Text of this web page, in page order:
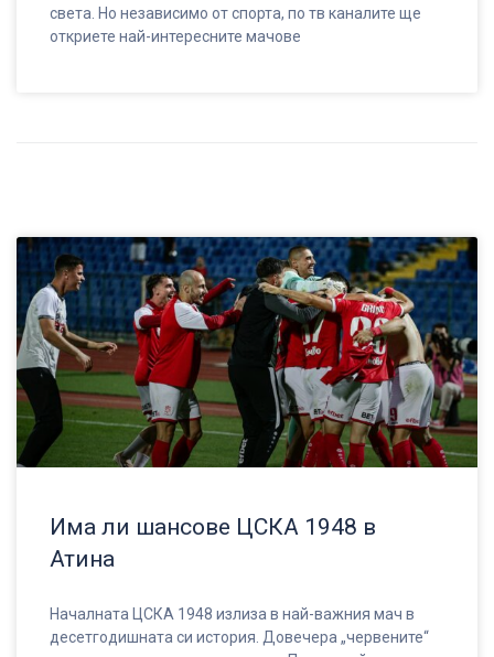
света. Но независимо от спорта, по тв каналите ще
откриете най-интересните мачове
Има ли шансове ЦСКА 1948 в
Атина
Началната ЦСКА 1948 излиза в най-важния мач в
десетгодишната си история. Довечера „червените“